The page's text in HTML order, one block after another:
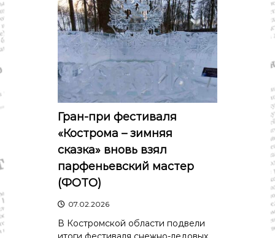
Гран-при фестиваля
«Кострома – зимняя
сказка» вновь взял
парфеньевский мастер
(ФОТО)
07.02.2026
В Костромской области подвели